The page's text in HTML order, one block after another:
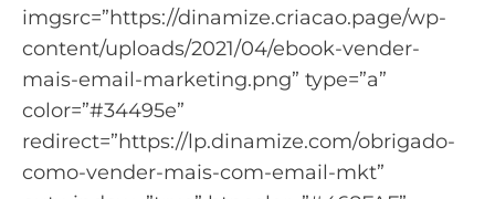
imgsrc=”https://dinamize.criacao.page/wp-
content/uploads/2021/04/ebook-vender-
mais-email-marketing.png” type=”a”
color=”#34495e”
redirect=”https://lp.dinamize.com/obrigado-
como-vender-mais-com-email-mkt”